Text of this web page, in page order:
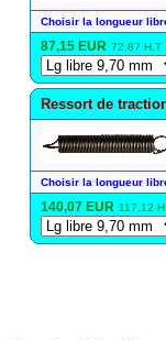
Choisir la longueur
87,15 EUR 72,87 H.T
Ressort de
Choisir la longueur
140,07 EUR 117,12